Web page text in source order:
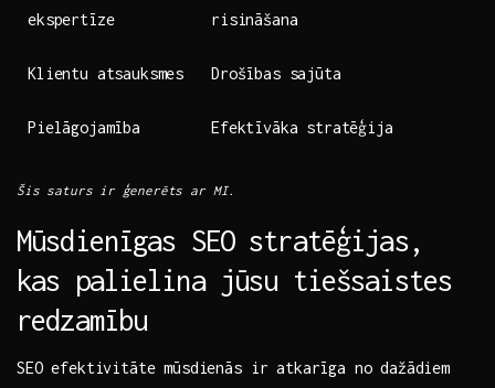
ekspertīze
risināšana
Klientu atsauksmes Drošības sajūta
Pielāgojamība Efektīvāka ​stratēģija
Šis saturs⁤ ir ģenerēts‍ ar ‌MI.
Mūsdienīgas SEO stratēģijas,
kas palielina jūsu ‌tiešsaistes
redzamību
SEO efektivitāte mūsdienās ‌ir atkarīga no ​dažādiem